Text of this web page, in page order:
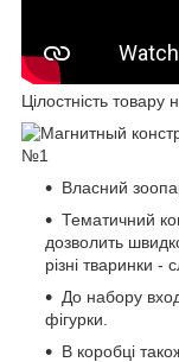
Цілостність товару
Власний
Тематичний
дозволить
різні тваринки
До набору
фігурки.
В коробці